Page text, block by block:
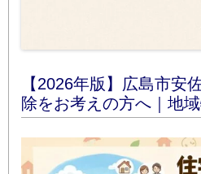
【2026年版】広島市安
除をお考えの方へ｜地